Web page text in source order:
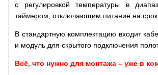
с регулировкой температуры в
таймером, отключающим питание на срок
В стандартную комплектацию входит
и модуль для скрытого подключения
Всё, что нужно для монтажа – уже в